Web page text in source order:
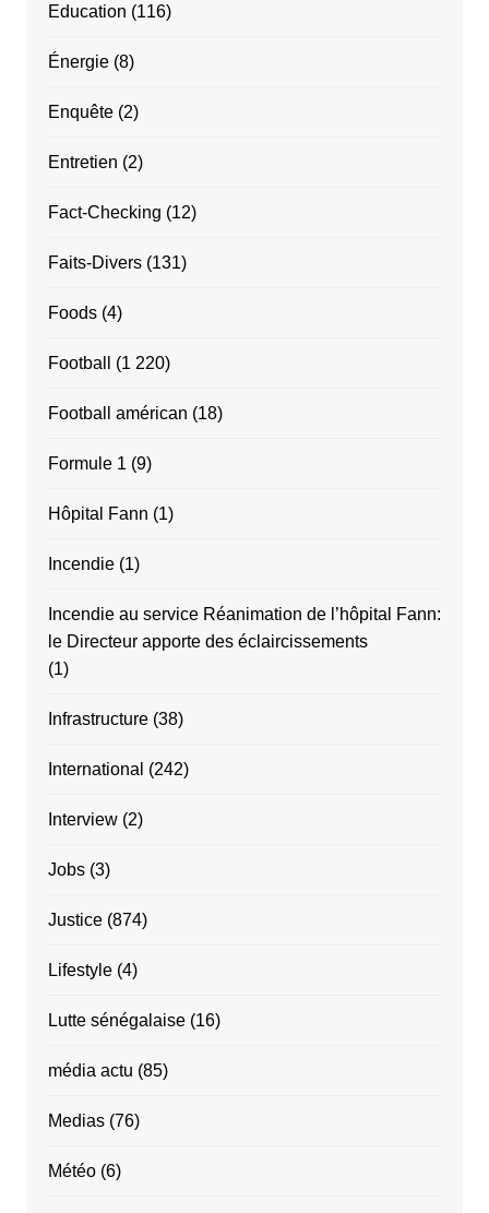
Education (116)
Énergie(8)
Enquête(2)
Entretien (2)
Fact-Checking (12)
Faits-Divers(131)
Foods(4)
Football (1 220)
Football américan (18)
Formule 1 (9)
Hôpital Fann (1)
Incendie(1)
Incendie au service Réanimation de l’hôpital Fann:
le Directeur apporte des éclaircissements
(1)
Infrastructure(38)
International (242)
Interview(2)
Jobs(3)
Justice(874)
Lifestyle(4)
Lutte sénégalaise(16)
média actu (85)
Medias(76)
Météo(6)